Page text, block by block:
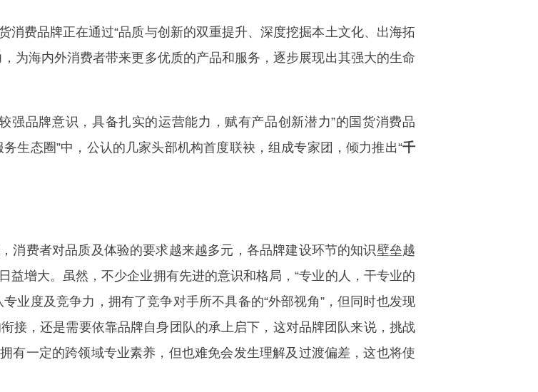
费品牌正在通过“品质与创新的双重提升、深度挖掘本土文化、出海拓
为海内外消费者带来更多优质的产品和服务，逐步展现出其强大的生命
品牌意识，具备扎实的运营能力，赋有产品创新潜力”的国货消费品
生态圈”中，公认的几家头部机构首度联袂，组成专家团，倾力推出“千
费者对品质及体验的要求越来越多元，各品牌建设环节的知识壁垒越
增大。虽然，不少企业拥有先进的意识和格局，“专业的人，干专业的
业度及竞争力，拥有了竞争对手所不具备的“外部视角”，但同时也发现
，还是需要依靠品牌自身团队的承上启下，这对品牌团队来说，挑战
有一定的跨领域专业素养，但也难免会发生理解及过渡偏差，这也将使